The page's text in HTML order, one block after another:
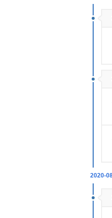
2020-